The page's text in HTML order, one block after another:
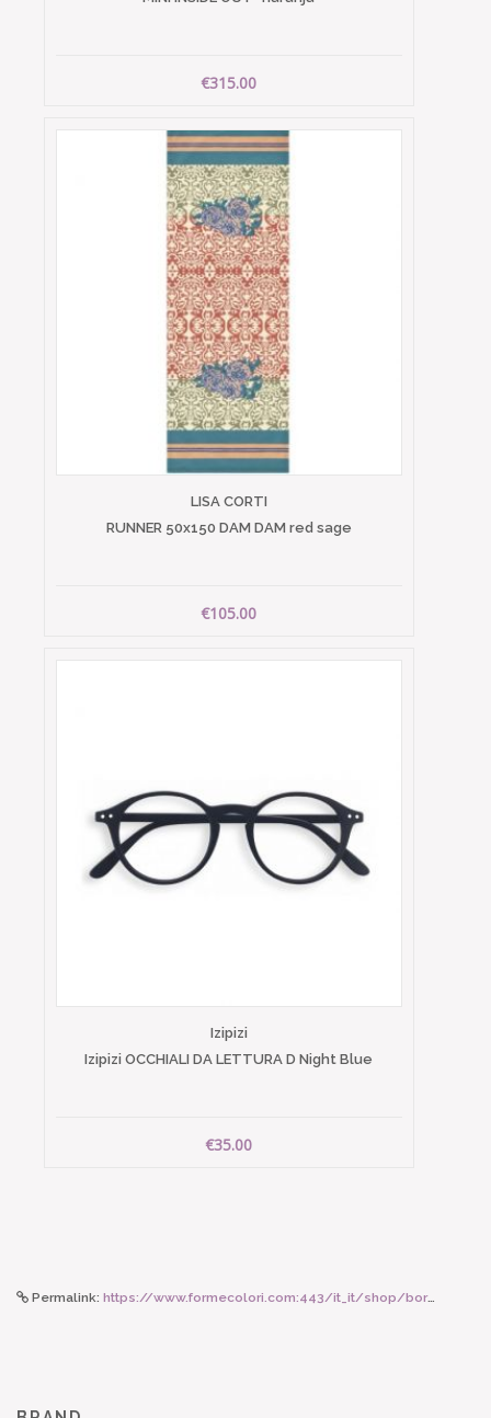
€315.00
LISA CORTI
RUNNER 50x150 DAM DAM red sage
€105.00
Izipizi
Izipizi OCCHIALI DA LETTURA D Night Blue
€35.00
Permalink: https://www.formecolori.com:443/it_it/shop/borse_e_zaini/borse/susan_bijl_the_new_pouch_fluo_pink_try_small/6041